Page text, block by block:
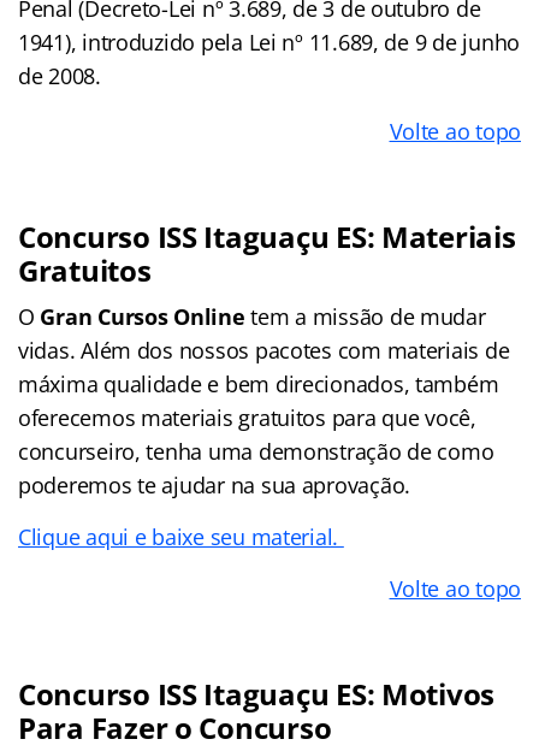
Penal (Decreto-Lei nº 3.689, de 3 de outubro de
1941), introduzido pela Lei nº 11.689, de 9 de junho
de 2008.
Volte ao topo
Concurso ISS Itaguaçu ES: Materiais
Gratuitos
O Gran Cursos Onlinetem a missão de mudar
vidas. Além dos nossos pacotes com materiais de
máxima qualidade e bem direcionados, também
oferecemos materiais gratuitos para que você,
concurseiro, tenha uma demonstração de como
poderemos te ajudar na sua aprovação.
Clique aqui e baixe seu material.
Volte ao topo
Concurso ISS Itaguaçu ES: Motivos
Para Fazer o Concurso